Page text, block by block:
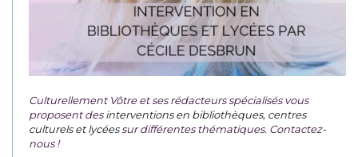
Culturellement Vôtre et ses rédacteurs spécialisés vous
proposent desinterventions en bibliothèques, centres
culturels et lycéessur différentes thématiques. Contactez-
nous !